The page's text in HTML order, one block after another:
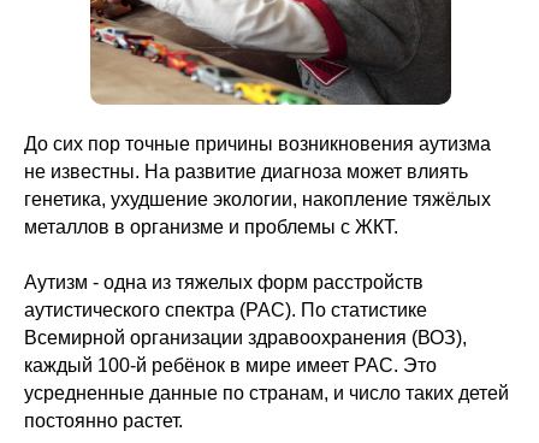
До сих пор точные причины возникновения аутизма
не известны. На развитие диагноза может влиять
генетика, ухудшение экологии, накопление тяжёлых
металлов в организме и проблемы с ЖКТ.
Аутизм - одна из тяжелых форм расстройств
аутистического спектра (РАС). По статистике
Всемирной организации здравоохранения (ВОЗ),
каждый 100-й ребёнок в мире имеет РАС. Это
усредненные данные по странам, и число таких детей
постоянно растет.